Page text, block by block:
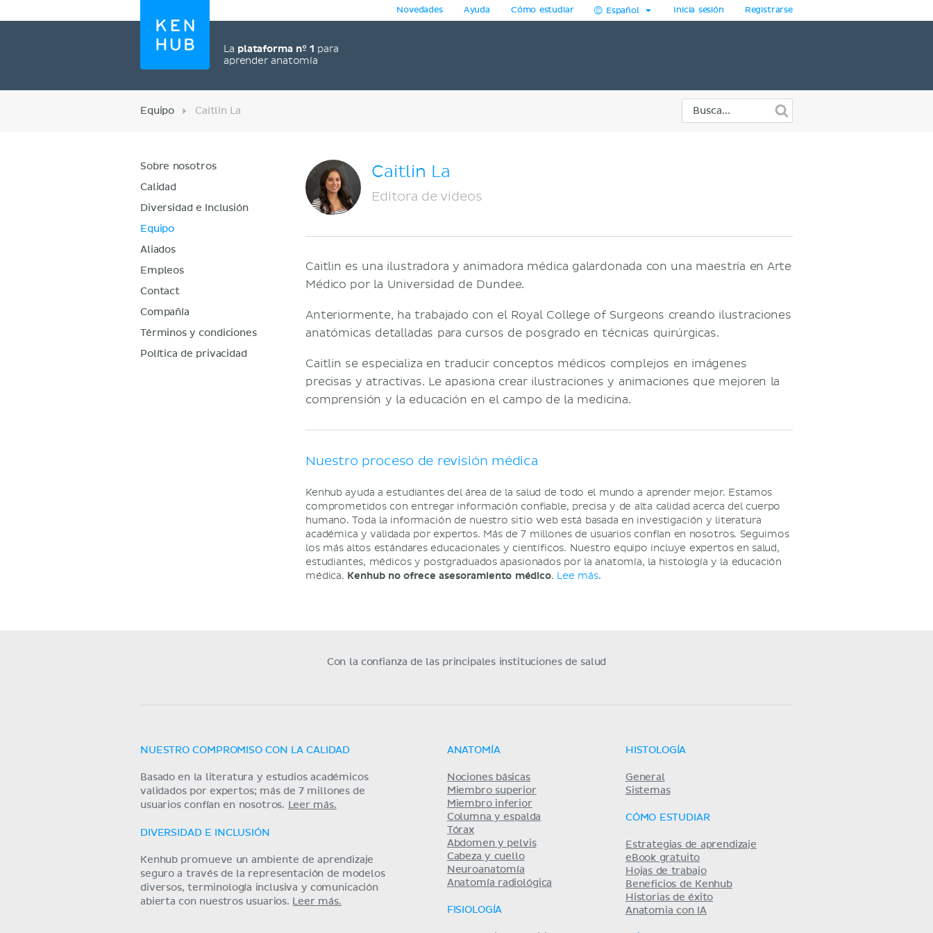
La plataforma nº 1 para
aprender anatomía
Novedades Ayuda Cómo estudiar Español Inicia sesión Registrarse
Equipo Caitlin La
Sobre nosotros
Calidad
Diversidad e Inclusión
Equipo
Aliados
Empleos
Contact
Compañía
Términos y condiciones
Política de privacidad
Caitlin La
Editora de vídeos
Caitlin es una ilustradora y animadora médica galardonada con una maestría en Arte
Médico por la Universidad de Dundee.
Anteriormente, ha trabajado con el Royal College of Surgeons creando ilustraciones
anatómicas detalladas para cursos de posgrado en técnicas quirúrgicas.
Caitlin se especializa en traducir conceptos médicos complejos en imágenes
precisas y atractivas. Le apasiona crear ilustraciones y animaciones que mejoren la
comprensión y la educación en el campo de la medicina.
Nuestro proceso de revisión médica
Kenhub ayuda a estudiantes del área de la salud de todo el mundo a aprender mejor. Estamos
comprometidos con entregar información confiable, precisa y de alta calidad acerca del cuerpo
humano. Toda la información de nuestro sitio web está basada en investigación y literatura
académica y validada por expertos. Más de 7 millones de usuarios confían en nosotros. Seguimos
los más altos estándares educacionales y científicos. Nuestro equipo incluye expertos en salud,
estudiantes, médicos y postgraduados apasionados por la anatomía, la histología y la educación
médica. Kenhub no ofrece asesoramiento médico. Lee más.
Con la confianza de las principales instituciones de salud
NUESTRO COMPROMISO CON LA CALIDAD
Basado en la literatura y estudios académicos
validados por expertos; más de 7 millones de
usuarios confían en nosotros.
Leer más.
DIVERSIDAD E INCLUSIÓN
Kenhub promueve un ambiente de aprendizaje
seguro a través de la representación de modelos
diversos, terminología inclusiva y comunicación
abierta con nuestros usuarios. Leer más.
ANATOMÍA
Nociones básicas
Miembro superior
Miembro inferior
Columna y espalda
Tórax
Abdomen y pelvis
Cabeza y cuello
Neuroanatomía
Anatomía radiológica
FISIOLOGÍA
HISTOLOGÍA
General
Sistemas
CÓMO ESTUDIAR
Estrategias de aprendizaje
eBook gratuito
Hojas de trabajo
Beneficios de Kenhub
Historias de éxito
Anatomia con IA